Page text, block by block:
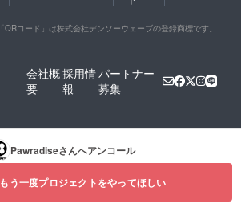
「QRコード」は株式会社デンソーウェーブの登録商標です。
会社概
要
採用情
報
パートナー
募集
Pawradiseさんへアンコール
もう一度プロジェクトをやってほしい